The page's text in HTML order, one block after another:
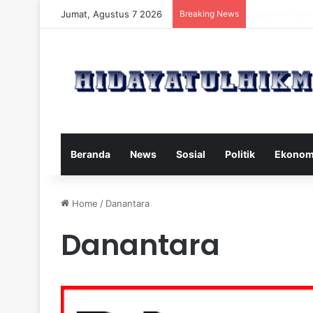
Jumat, Agustus 7 2026 Breaking News
Beranda News Sosial Politik
Home / Danantara
Danantara